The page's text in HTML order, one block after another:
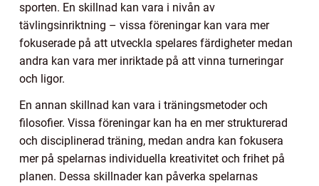
sporten. En skillnad kan vara i nivån av
tävlingsinriktning – vissa föreningar kan vara mer
fokuserade på att utveckla spelares färdigheter medan
andra kan vara mer inriktade på att vinna turneringar
och ligor.
En annan skillnad kan vara i träningsmetoder och
filosofier. Vissa föreningar kan ha en mer strukturerad
och disciplinerad träning, medan andra kan fokusera
mer på spelarnas individuella kreativitet och frihet på
planen. Dessa skillnader kan påverka spelarnas